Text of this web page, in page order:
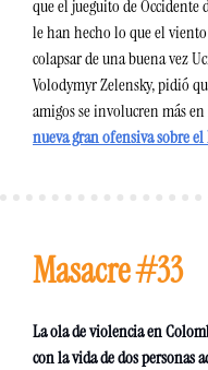
que el jueguito de Occidente
le han hecho lo que el
colapsar de una buena vez
Volodymyr Zelensky, pidió
amigos se involucren más
nueva gran ofensiva sobre el
Masacre #33
La ola de violencia en
con la vida de dos personas